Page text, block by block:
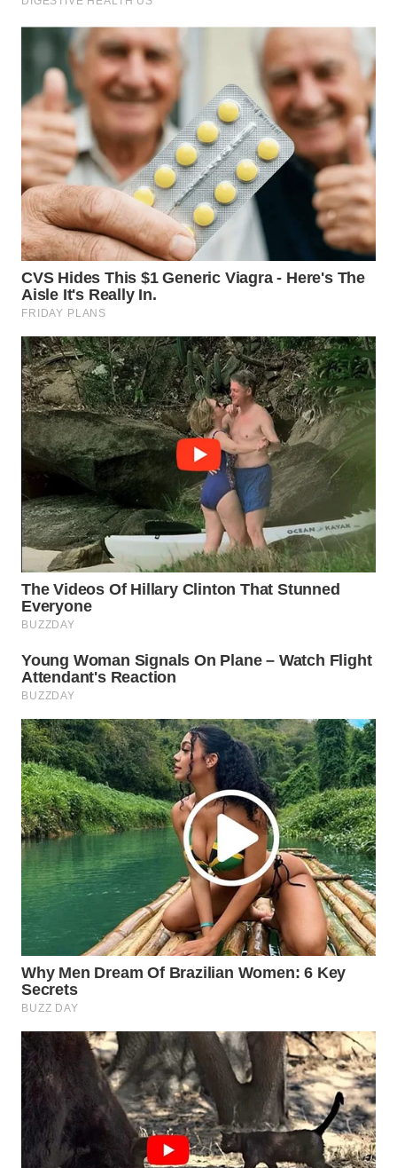
WN
INDRAMAYU
WN
KUNINGAN
WN
MAJALENGKA
WN
SUBANG
WN
SUKABUMI
WN
PURWAKARTA
WN
PRIANGAN
TIMUR
WN
SEMARANG
SOLO
BOROBUDUR
MADURA
WN
SURABAYA
WN
NATUNA
WN
WN
MANDALIKA
WN
LIKUPANG
WN
LABUANBAJO